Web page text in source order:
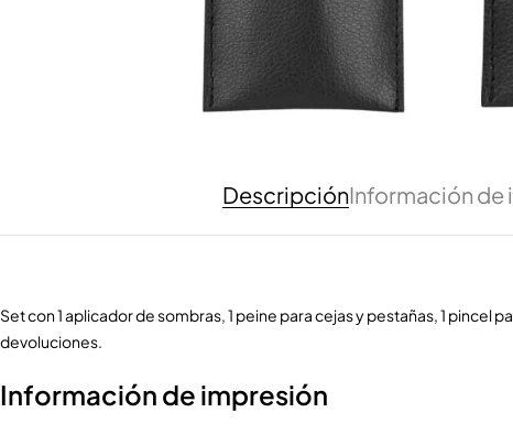
DescripciónInformación de
Set con 1 aplicador de sombras, 1 peine para cejas y pestañas, 1
devoluciones.
Información de impresión